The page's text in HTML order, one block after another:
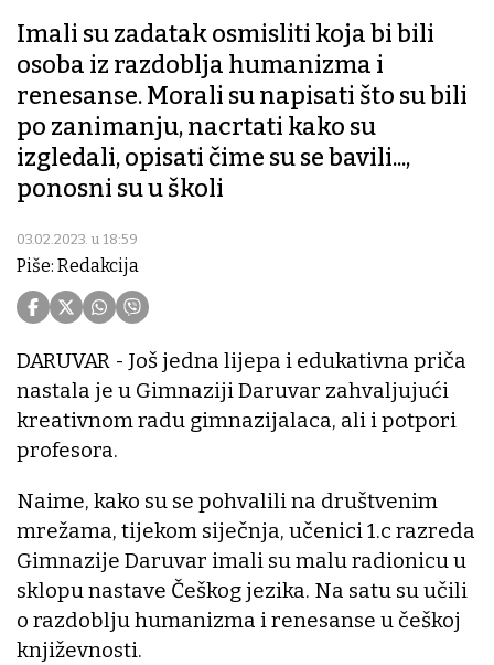
Imali su zadatak osmisliti koja bi bili
osoba iz razdoblja humanizma i
renesanse. Morali su napisati što su bili
po zanimanju, nacrtati kako su
izgledali, opisati čime su se bavili...,
ponosni su u školi
03.02.2023. u 18:59
Piše: Redakcija
DARUVAR - Još jedna lijepa i edukativna priča
nastala je u Gimnaziji Daruvar zahvaljujući
kreativnom radu gimnazijalaca, ali i potpori
profesora.
Naime, kako su se pohvalili na društvenim
mrežama, tijekom siječnja, učenici 1.c razreda
Gimnazije Daruvar imali su malu radionicu u
sklopu nastave Češkog jezika. Na satu su učili
o razdoblju humanizma i renesanse u češkoj
književnosti.